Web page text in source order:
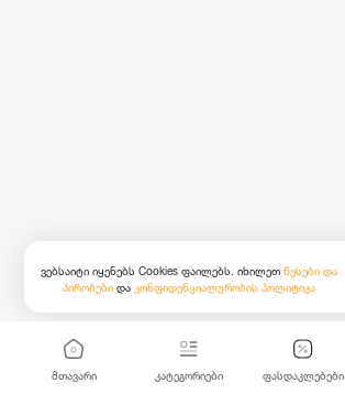
მთავარი კატეგორიები ფასდაკლებები
ვებსაიტი იყენებს Cookies ფაილებს. იხილეთ წესები და
პირობები და კონფიდენციალურობის პოლიტიკა